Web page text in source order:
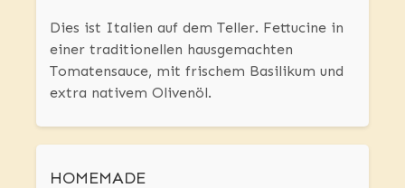
Dies ist Italien auf dem Teller. Fettucine in
einer traditionellen hausgemachten
Tomatensauce, mit frischem Basilikum und
extra nativem Olivenöl.
HOMEMADE